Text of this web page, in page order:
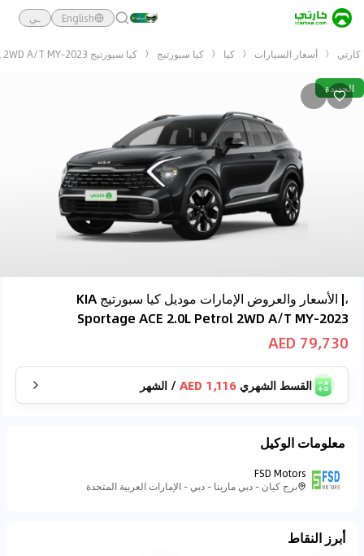
English ـي
كارتي أسعار السيارات كيا كيا سبورتيج كيا سبورتيج KIA Sportage ACE 2.0L Petrol 2WD A/T MY-2023
الجديدة
،| الأسعار والعروض الإمارات موديل كيا سبورتيج KIA
Sportage ACE 2.0L Petrol 2WD A/T MY-2023
79,730 AED
القسط الشهري 1,116 AED
/ الشهر
معلومات الوكيل
FSD Motors
برج كيان - دبي مارينا - دبي - الإمارات العربية المتحدة
أبرز النقاط